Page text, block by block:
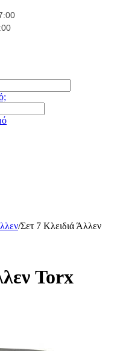
/Σετ 7 Κλειδιά Άλλεν
Torx